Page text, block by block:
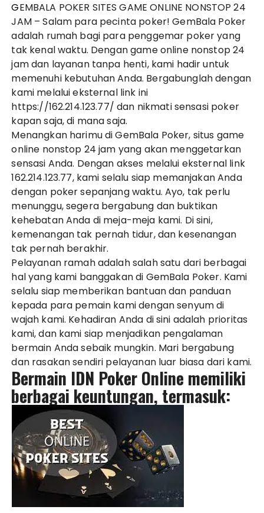
GEMBALA POKER SITES GAME ONLINE NONSTOP 24
JAM– Salam para pecinta poker! GemBala Poker
adalah rumah bagi para penggemar poker yang
tak kenal waktu. Dengan game online nonstop 24
jam dan layanan tanpa henti, kami hadir untuk
memenuhi kebutuhan Anda. Bergabunglah dengan
kami melalui eksternal link ini
https://162.214.123.77/ dan nikmati sensasi poker
kapan saja, di mana saja.
Menangkan harimu di GemBala Poker, situs game
online nonstop 24 jam yang akan menggetarkan
sensasi Anda. Dengan akses melalui eksternal link
162.214.123.77, kami selalu siap memanjakan Anda
dengan poker sepanjang waktu. Ayo, tak perlu
menunggu, segera bergabung dan buktikan
kehebatan Anda di meja-meja kami. Di sini,
kemenangan tak pernah tidur, dan kesenangan
tak pernah berakhir.
Pelayanan ramah adalah salah satu dari berbagai
hal yang kami banggakan di GemBala Poker. Kami
selalu siap memberikan bantuan dan panduan
kepada para pemain kami dengan senyum di
wajah kami. Kehadiran Anda di sini adalah prioritas
kami, dan kami siap menjadikan pengalaman
bermain Anda sebaik mungkin. Mari bergabung
dan rasakan sendiri pelayanan luar biasa dari kami.
Bermain IDN Poker Online memiliki
berbagai keuntungan, termasuk: